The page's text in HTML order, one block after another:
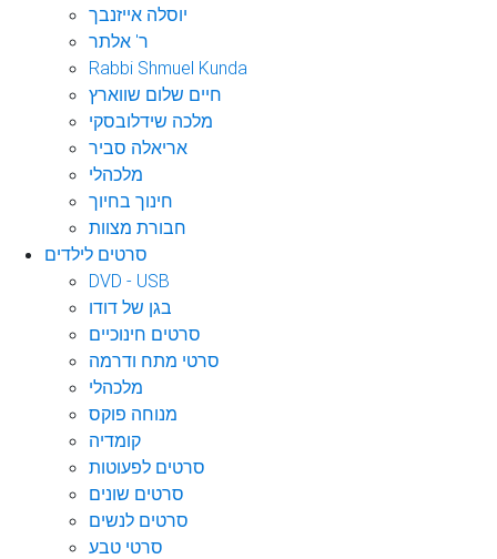
יוסלה אייזנבך
ר' אלתר
Rabbi Shmuel Kunda
חיים שלום שווארץ
מלכה שידלובסקי
אריאלה סביר
מלכהלי
חינוך בחיוך
חבורת מצוות
סרטים לילדים
DVD - USB
בגן של דודו
סרטים חינוכיים
סרטי מתח ודרמה
מלכהלי
מנוחה פוקס
קומדיה
סרטים לפעוטות
סרטים שונים
סרטים לנשים
סרטי טבע